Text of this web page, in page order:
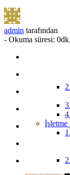
İşletme
admin tarafından
- Okuma süresi: